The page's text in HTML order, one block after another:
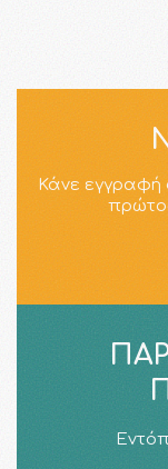
Κάνε εγγραφή